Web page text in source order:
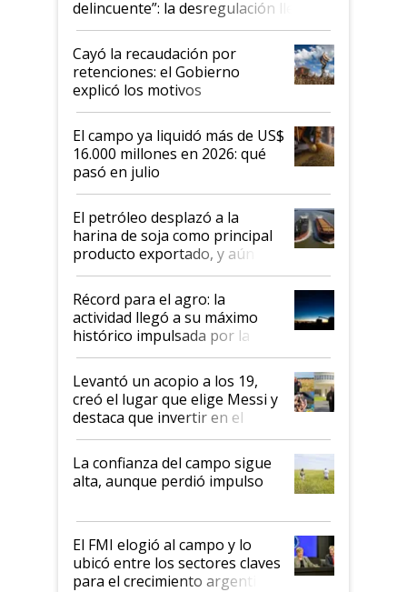
delincuente”: la desregulación llegó
al Congreso Aapresid y hasta se
habló del financiamiento al IPCVA
Cayó la recaudación por
retenciones: el Gobierno
explicó los motivos
El campo ya liquidó más de US$
16.000 millones en 2026: qué
pasó en julio
El petróleo desplazó a la
harina de soja como principal
producto exportado, y aún así
el agro aportó casi seis de cada
diez dólares y sostuvo el
liderazgo en un semestre
récord
Récord para el agro: la
actividad llegó a su máximo
histórico impulsada por la
cosecha y las exportaciones
Levantó un acopio a los 19,
creó el lugar que elige Messi y
destaca que invertir en el
kirchnerismo era como "darle
plata a un hijo para droga":
Juan Félix Rossetti, el libertario
que de una dura crisis salió
de Milei
La confianza del campo sigue
alta, aunque perdió impulso
El FMI elogió al campo y lo
ubicó entre los sectores claves
para el crecimiento argentino